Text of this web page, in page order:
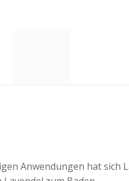
Anwendungen hat sich